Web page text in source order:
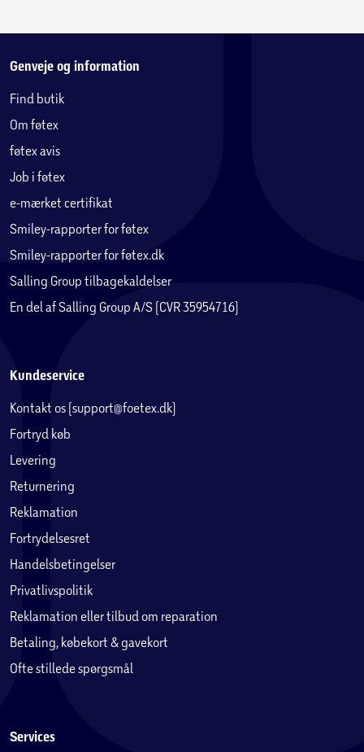
Genveje og information
Find butik
Om føtex
føtex avis
Job i føtex
e-mærket certifikat
Smiley-rapporter for føtex
Smiley-rapporter for føtex.dk
Salling Group tilbagekaldelser
En del af Salling Group A/S (CVR 35954716)
Kundeservice
Kontakt os (support@foetex.dk)
Fortryd køb
Levering
Returnering
Reklamation
Fortrydelsesret
Handelsbetingelser
Privatlivspolitik
Reklamation eller tilbud om reparation
Betaling, købekort & gavekort
Ofte stillede spørgsmål
Services